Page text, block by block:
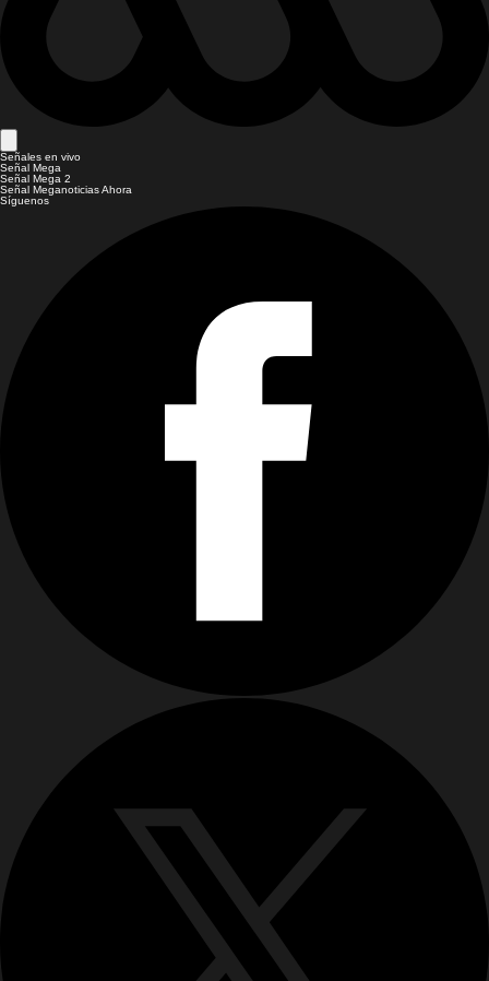
Señales en vivo
Señal Mega
Señal Mega 2
Señal Meganoticias Ahora
Síguenos